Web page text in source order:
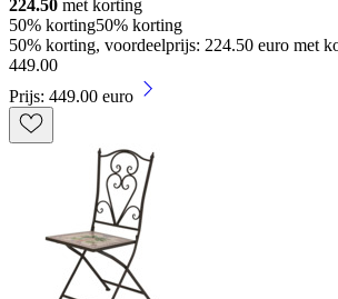
224.50 met korting
50% korting50% korting
50% korting, voordeelprijs: 224.50 euro met
449.00
Prijs: 449.00 euro